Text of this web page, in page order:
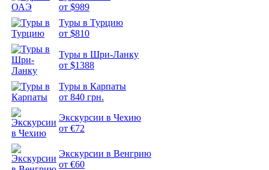
от $989
Туры в Турцию
от $810
Туры в Шри-Ланку
от $1388
Туры в Карпаты
от 840 грн.
Экскурсии в Чехию
от €72
Экскурсии в Венгрию
от €60